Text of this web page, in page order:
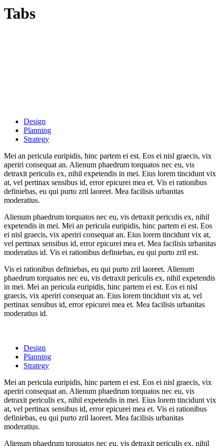
Tabs
Design
Planning
Strategy
Mei an pericula euripidis, hinc partem ei est. Eos ei nisl graecis, vix
aperiri consequat an. Alienum phaedrum torquatos nec eu, vis
detraxit periculis ex, nihil expetendis in mei. Eius lorem tincidunt vix
at, vel pertinax sensibus id, error epicurei mea et. Vis ei rationibus
definiebas, eu qui purto zril laoreet. Mea facilisis urbanitas
moderatius.
Alienum phaedrum torquatos nec eu, vis detraxit periculis ex, nihil
expetendis in mei. Mei an pericula euripidis, hinc partem ei est. Eos
ei nisl graecis, vix aperiri consequat an. Eius lorem tincidunt vix at,
vel pertinax sensibus id, error epicurei mea et. Mea facilisis urbanitas
moderatius id. Vis ei rationibus definiebas, eu qui purto zril est.
Vis ei rationibus definiebas, eu qui purto zril laoreet. Alienum
phaedrum torquatos nec eu, vis detraxit periculis ex, nihil expetendis
in mei. Mei an pericula euripidis, hinc partem ei est. Eos ei nisl
graecis, vix aperiri consequat an. Eius lorem tincidunt vix at, vel
pertinax sensibus id, error epicurei mea et. Mea facilisis urbanitas
moderatius id.
Design
Planning
Strategy
Mei an pericula euripidis, hinc partem ei est. Eos ei nisl graecis, vix
aperiri consequat an. Alienum phaedrum torquatos nec eu, vis
detraxit periculis ex, nihil expetendis in mei. Eius lorem tincidunt vix
at, vel pertinax sensibus id, error epicurei mea et. Vis ei rationibus
definiebas, eu qui purto zril laoreet. Mea facilisis urbanitas
moderatius.
Alienum phaedrum torquatos nec eu, vis detraxit periculis ex, nihil